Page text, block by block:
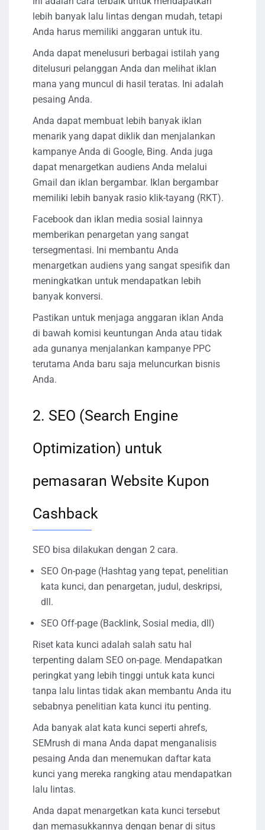
lebih banyak lalu lintas dengan mudah, tetapi
Anda harus memiliki anggaran untuk itu.
Anda dapat menelusuri berbagai istilah yang
ditelusuri pelanggan Anda dan melihat iklan
mana yang muncul di hasil teratas. Ini adalah
pesaing Anda.
Anda dapat membuat lebih banyak iklan
menarik yang dapat diklik dan menjalankan
kampanye Anda di Google, Bing. Anda juga
dapat menargetkan audiens Anda melalui
Gmail dan iklan bergambar. Iklan bergambar
memiliki lebih banyak rasio klik-tayang (RKT).
Facebook dan iklan media sosial lainnya
memberikan penargetan yang sangat
tersegmentasi. Ini membantu Anda
menargetkan audiens yang sangat spesifik dan
meningkatkan untuk mendapatkan lebih
banyak konversi.
Pastikan untuk menjaga anggaran iklan Anda
di bawah komisi keuntungan Anda atau tidak
ada gunanya menjalankan kampanye PPC
terutama Anda baru saja meluncurkan bisnis
Anda.
2. SEO (Search Engine
Optimization) untuk
pemasaran Website Kupon
Cashback
SEO bisa dilakukan dengan 2 cara.
SEO On-page (Hashtag yang tepat, penelitian
kata kunci, dan penargetan, judul, deskripsi,
dll.
SEO Off-page (Backlink, Sosial media, dll)
Riset kata kunci adalah salah satu hal
terpenting dalam SEO on-page. Mendapatkan
peringkat yang lebih tinggi untuk kata kunci
tanpa lalu lintas tidak akan membantu Anda itu
sebabnya penelitian kata kunci itu penting.
Ada banyak alat kata kunci seperti ahrefs,
SEMrush di mana Anda dapat menganalisis
pesaing Anda dan menemukan daftar kata
kunci yang mereka rangking atau mendapatkan
lalu lintas.
Anda dapat menargetkan kata kunci tersebut
dan memasukkannya dengan benar di situs